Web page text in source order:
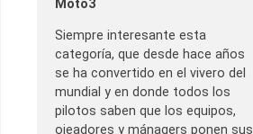
Moto3
Siempre interesante esta
categoría, que desde hace años
se ha convertido en el vivero del
mundial y en donde todos los
pilotos saben que los equipos,
ojeadores y mánagers ponen sus